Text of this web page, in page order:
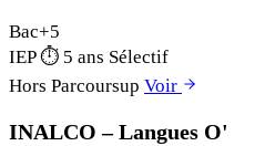
Bac+5
IEP ⏱ 5 ans Sélectif
Hors Parcoursup Voir
INALCO – Langues O'